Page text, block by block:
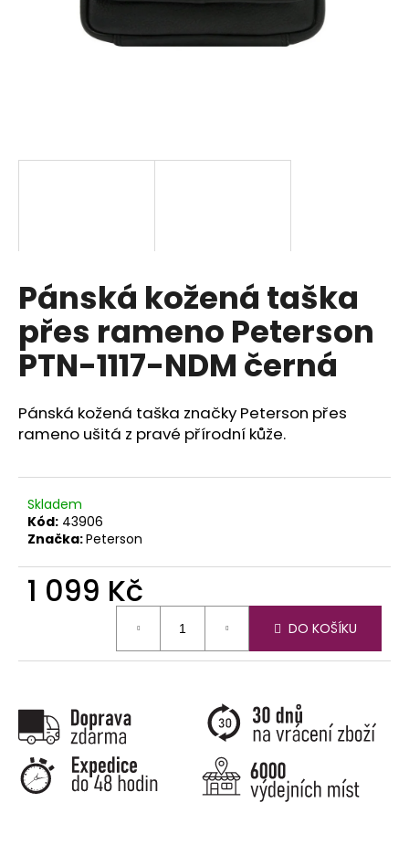
Pánská kožená taška
přes rameno Peterson
PTN-1117-NDM černá
Pánská kožená taška značky Peterson přes
rameno ušitá z pravé přírodní kůže.
Skladem
Kód: 43906
Značka:Peterson
1 099 Kč
DO KOŠÍKU
D
o
p
o
r
č
u
e
m
e